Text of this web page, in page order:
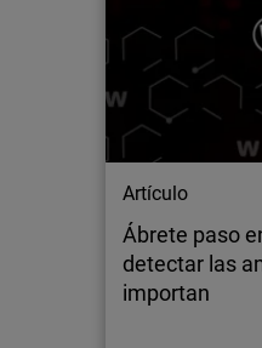
unificada para
gestionados
inversiones en
seguridad de
el acceso a
OpenAI…
Artículo
Ábrete paso
detectar las
importan